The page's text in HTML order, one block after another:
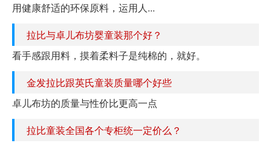
用健康舒适的环保原料，运用人...
拉比与卓儿布坊婴童装那个好？
看手感跟用料，摸着柔料子是纯棉的，就好。
金发拉比跟英氏童装质量哪个好些
卓儿布坊的质量与性价比更高一点
拉比童装全国各个专柜统一定价么？